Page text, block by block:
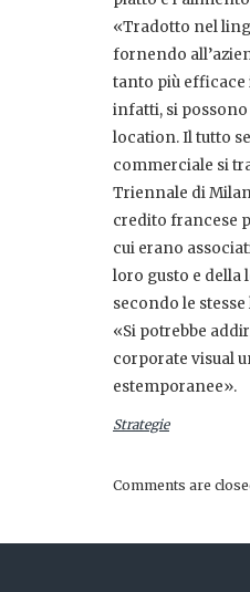
«Tradotto nel
fornendo
tanto più efficace
infatti, si possono
location. Il tutto
commerciale si
Triennale di
credito francese
cui erano
loro gusto e della
secondo le
«Si potrebbe
corporate visual
estemporanee».
Strategie
Comments are